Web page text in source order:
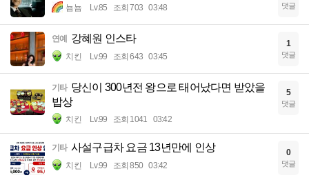
뇸뇸 Lv.85 조회 703 03:48 댓글
연예 강혜원 인스타
치킨 Lv.99 조회 643 03:45
1
댓글
기타 당신이 300년전 왕으로 태어났다면 받았을
밥상
치킨 Lv.99 조회 1041 03:42
5
댓글
기타 사설구급차 요금 13년만에 인상
치킨 Lv.99 조회 850 03:42
0
댓글